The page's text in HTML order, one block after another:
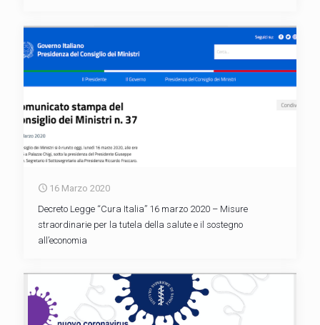
16 Marzo 2020
Decreto Legge “Cura Italia” 16 marzo 2020 – Misure
straordinarie per la tutela della salute e il sostegno
all’economia